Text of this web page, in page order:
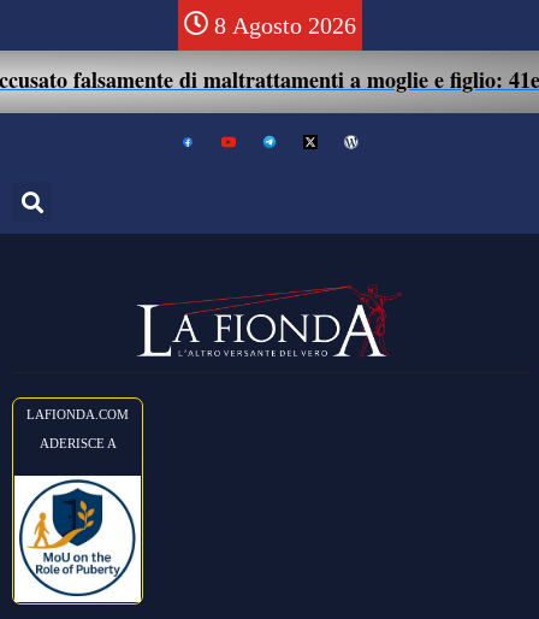
8 Agosto 2026
falsamente di maltrattamenti a moglie e figlio: 41enne
LAFIONDA.COM
ADERISCE A